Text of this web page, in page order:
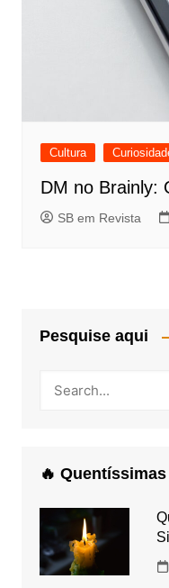
Cultura
DM no Brainly:
SB em Revista
Pesquise aqui
🔥 Quentíssimas